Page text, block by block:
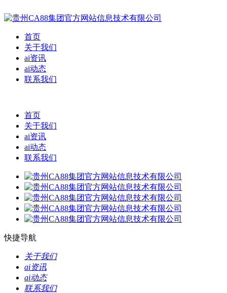
首页
关于我们
ai资讯
ai动态
联系我们
首页
关于我们
ai资讯
ai动态
联系我们
快捷导航
关于我们
ai资讯
ai动态
联系我们